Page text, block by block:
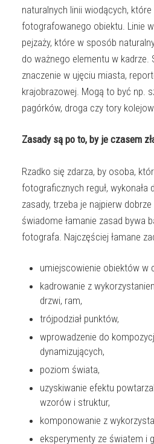
naturalnych linii wiodących,
fotografowanego obiektu. Linie
pejzaży, które w sposób
do ważnego elementu w kadrze.
znaczenie w ujęciu miasta,
krajobrazowej. Mogą to być np.
pagórków, droga czy tory
Zasady są po to, by je czasem
Rzadko się zdarza, by osoba,
fotograficznych reguł, wykonała
zasady, trzeba je najpierw
świadome łamanie zasad bywa
fotografa. Najczęściej łamane
umiejscowienie obiektów w
kadrowanie z
drzwi, ram,
trójpodział punktów,
wprowadzenie do
dynamizujących,
poziom świata,
uzyskiwanie efektu
wzorów i struktur,
komponowanie z
eksperymenty ze światem i